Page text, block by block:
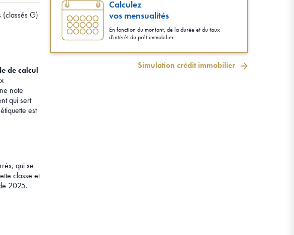
G)
de calcul
note
qui sert
est
qui se
classe et
2025.
Calculez
vos mensualités
En fonction du montant, de la durée et du taux
d'intérêt du prêt immobilier.
Simulation crédit immobilier